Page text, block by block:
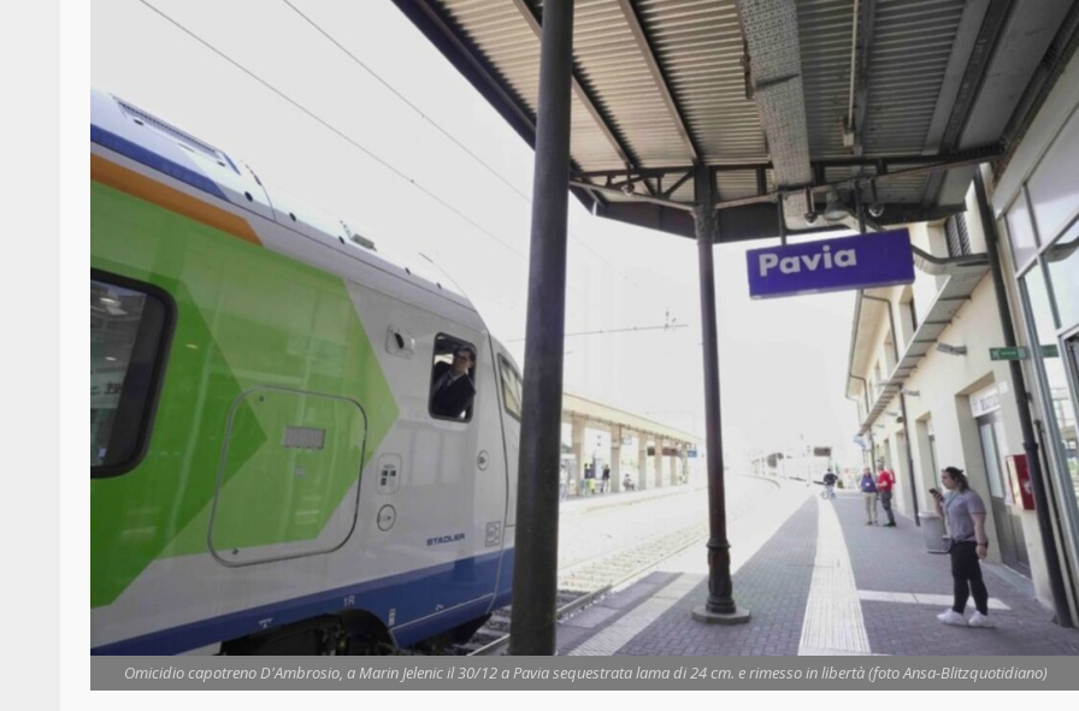
Omicidio capotreno D'Ambrosio, a Marin Jelenic il 30/12 a Pavia sequestrata lama di 24 cm. e rimesso in libertà (foto Ansa-Blitzquotidiano)